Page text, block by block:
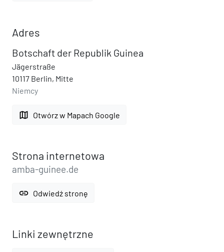
Adres
Botschaft der Republik Guinea
Jägerstraße
10117 Berlin, Mitte
Niemcy
map Otwórz w Mapach Google
Strona internetowa
amba-guinee.de
link Odwiedź stronę
Linki zewnętrzne